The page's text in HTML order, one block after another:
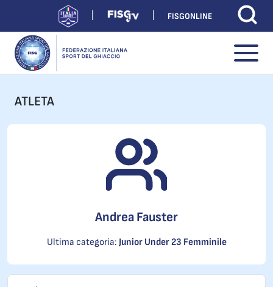
FISGONLINE
ATLETA
Andrea Fauster
Ultima categoria: Junior Under 23 Femminile